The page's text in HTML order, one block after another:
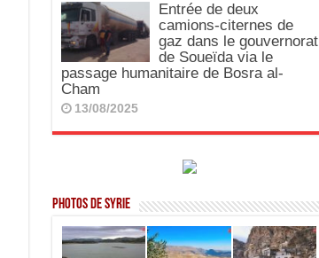
Entrée de deux
camions-citernes de
gaz dans le gouvernorat
de Soueïda via le
passage humanitaire de Bosra al-
Cham
13/08/2025
Photos de Syrie